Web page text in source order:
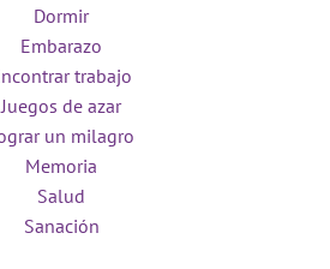
Dormir
Embarazo
trabajo
Juegos de azar
un milagro
Memoria
Salud
Sanación